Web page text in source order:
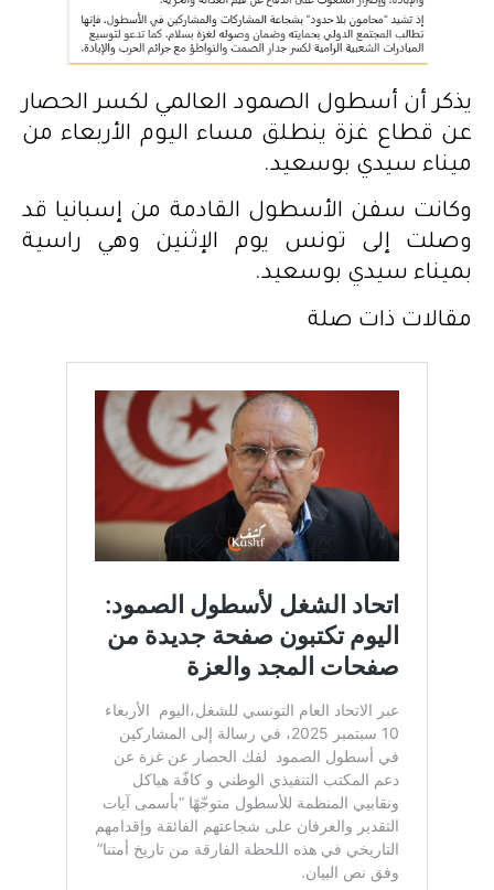
يذكر أن أسطول الصمود العالمي لكسر الحصار
عن قطاع غزة ينطلق مساء اليوم الأربعاء من
ميناء سيدي بوسعيد.
وكانت سفن الأسطول القادمة من إسبانيا قد
وصلت إلى تونس يوم الإثنين وهي راسية
بميناء سيدي بوسعيد.
مقالات ذات صلة